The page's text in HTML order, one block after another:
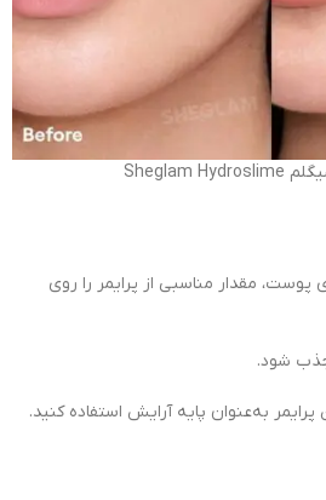
مقدار مناسبی از پرایمر را روی
جذب شود.
پرایمر به‌عنوان پایه آرایش استفاده کنید.